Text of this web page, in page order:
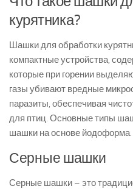
курятника?
Шашки для обработки
компактные устройства,
которые при горении
газы убивают вредные
паразиты, обеспечивая
для птиц. Основные типы
шашки на основе йодоформа.
Серные шашки
Серные шашки – это